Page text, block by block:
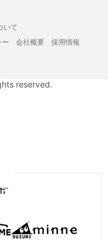
いて
ー 会社概要
採用情報
reserved.